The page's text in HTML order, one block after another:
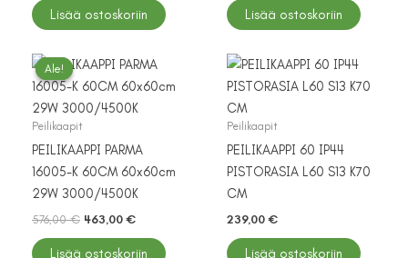
Lisää ostoskoriin Lisää ostoskoriin
Ale!
Ale!
Peilikaapit
PEILIKAAPPI PARMA
16005-K 60CM 60x60cm
29W 3000/4500K
576,00€ Alkuperäinen
oli:
463,00 €Nykyinen
on:
Lisää ostoskoriin
Peilikaapit
PEILIKAAPPI 60 IP44
PISTORASIA L60 S13 K70
CM
239,00 €
Lisää ostoskoriin